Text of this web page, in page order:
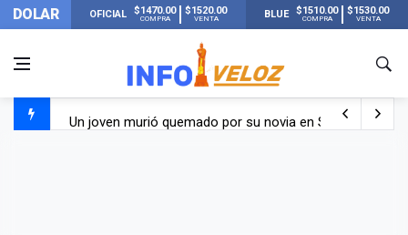
DOLAR OFICIAL $1470.00
COMPRA
$1520.00
VENTA BLUE $1510.00
COMPRA
$1530.00
VENTA
Un joven murió quemado por su novia en San Luis: